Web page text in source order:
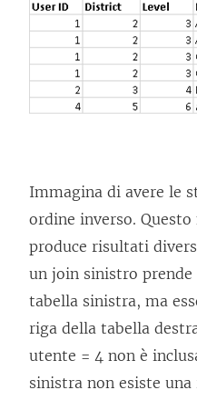
Immagina di avere le
ordine inverso.
produce risultati
un join sinistro
tabella sinistra, ma
riga della tabella
utente = 4 non è
sinistra non esiste